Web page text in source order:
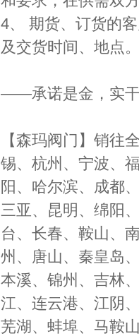
4、 期货、订货的
及交货时间、地点
——承诺是金，实
【森玛阀门】销往
锡、杭州、宁波、
阳、哈尔滨、成都
三亚、昆明、绵阳
台、长春、鞍山、
州、唐山、秦皇岛
本溪、锦州、吉林
江、连云港、江阴
芜湖、蚌埠、马鞍